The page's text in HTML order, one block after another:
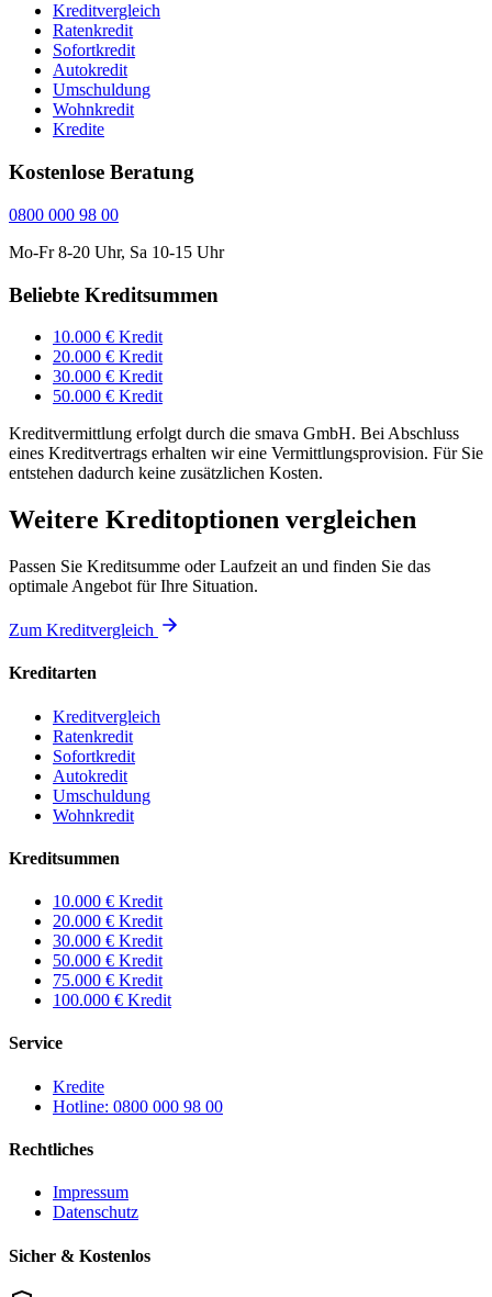
Kreditvergleich
Ratenkredit
Sofortkredit
Autokredit
Umschuldung
Wohnkredit
Kredite
Kostenlose Beratung
0800 000 98 00
Mo-Fr 8-20 Uhr, Sa 10-15 Uhr
Beliebte Kreditsummen
10.000 € Kredit
20.000 € Kredit
30.000 € Kredit
50.000 € Kredit
Kreditvermittlung erfolgt durch die smava GmbH. Bei Abschluss
eines Kreditvertrags erhalten wir eine Vermittlungsprovision. Für Sie
entstehen dadurch keine zusätzlichen Kosten.
Weitere Kreditoptionen vergleichen
Passen Sie Kreditsumme oder Laufzeit an und finden Sie das
optimale Angebot für Ihre Situation.
Zum Kreditvergleich
Kreditarten
Kreditvergleich
Ratenkredit
Sofortkredit
Autokredit
Umschuldung
Wohnkredit
Kreditsummen
10.000 € Kredit
20.000 € Kredit
30.000 € Kredit
50.000 € Kredit
75.000 € Kredit
100.000 € Kredit
Service
Kredite
Hotline: 0800 000 98 00
Rechtliches
Impressum
Datenschutz
Sicher & Kostenlos